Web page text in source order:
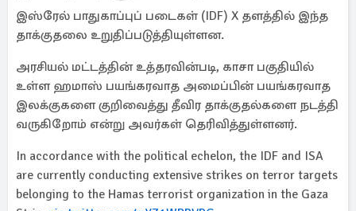
இஸ்ரேல் பாதுகாப்புப் படைகள் (IDF) X தளத்தில் இந்த
தாக்குதலை உறுதிப்படுத்தியுள்ளன.
அரசியல் மட்டத்தின் உத்தரவின்படி, காசா பகுதியில்
உள்ள ஹமாஸ் பயங்கரவாத அமைப்பின் பயங்கரவாத
இலக்குகளை குறிவைத்து தீவிர தாக்குதல்களை நடத்தி
வருகிறோம் என்று அவர்கள் தெரிவித்துள்ளனர்.
In accordance with the political echelon, the IDF and ISA
are currently conducting extensive strikes on terror targets
belonging to the Hamas terrorist organization in the Gaza